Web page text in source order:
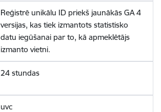
Reģistrē unikālu ID priekš jaunākās GA 4
versijas, kas tiek izmantots statistisko
datu iegūšanai par to, kā apmeklētājs
izmanto vietni.
24 stundas
uvc